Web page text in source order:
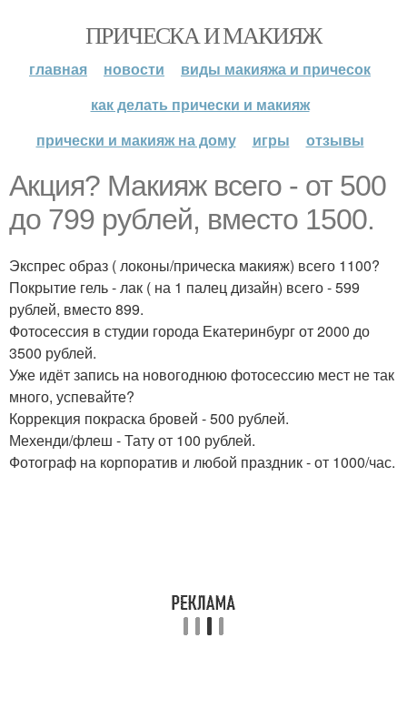
ПРИЧЕСКА И МАКИЯЖ
главная новости
виды макияжа и причесок
как делать прически и макияж
прически и макияж на дому
игры отзывы
Акция? Макияж всего - от 500
до 799 рублей, вместо 1500.
Экспрес образ ( локоны/прическа макияж) всего 1100?
Покрытие гель - лак ( на 1 палец дизайн) всего - 599
рублей, вместо 899.
Фотосессия в студии города Екатеринбург от 2000 до
3500 рублей.
Уже идёт запись на новогоднюю фотосессию мест не так
много, успевайте?
Коррекция покраска бровей - 500 рублей.
Мехенди/флеш - Тату от 100 рублей.
Фотограф на корпоратив и любой праздник - от 1000/час.